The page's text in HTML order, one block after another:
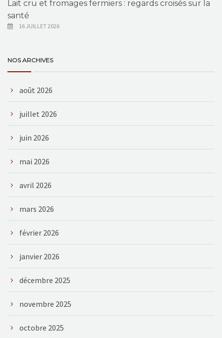
Lait cru et fromages fermiers : regards croisés sur la
santé
16 JUILLET 2026
NOS ARCHIVES
août 2026
juillet 2026
juin 2026
mai 2026
avril 2026
mars 2026
février 2026
janvier 2026
décembre 2025
novembre 2025
octobre 2025